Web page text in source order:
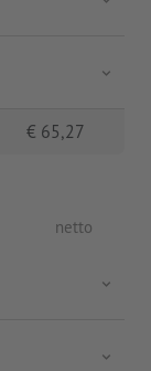
€ 65,27
netto